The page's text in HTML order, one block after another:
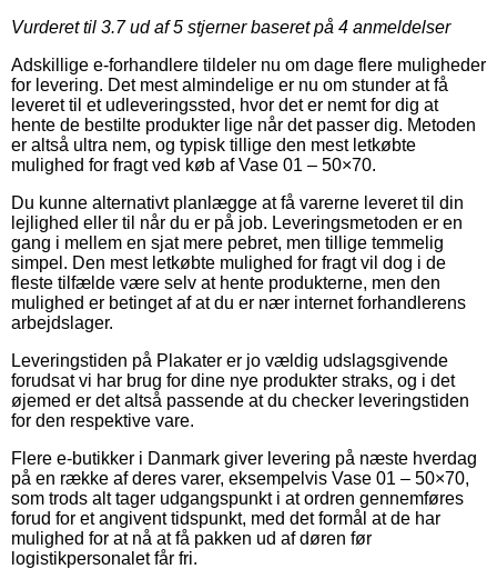
Vurderet til 3.7ud af 5 stjerner baseret på 4 anmeldelser
Adskillige e-forhandlere tildeler nu om dage flere muligheder
for levering. Det mest almindelige er nu om stunder at få
leveret til et udleveringssted, hvor det er nemt for dig at
hente de bestilte produkter lige når det passer dig. Metoden
er altså ultra nem, og typisk tillige den mest letkøbte
mulighed for fragt ved køb af Vase 01 – 50×70.
Du kunne alternativt planlægge at få varerne leveret til din
lejlighed eller til når du er på job. Leveringsmetoden er en
gang i mellem en sjat mere pebret, men tillige temmelig
simpel. Den mest letkøbte mulighed for fragt vil dog i de
fleste tilfælde være selv at hente produkterne, men den
mulighed er betinget af at du er nær internet forhandlerens
arbejdslager.
Leveringstiden på Plakater er jo vældig udslagsgivende
forudsat vi har brug for dine nye produkter straks, og i det
øjemed er det altså passende at du checker leveringstiden
for den respektive vare.
Flere e-butikker i Danmark giver levering på næste hverdag
på en række af deres varer, eksempelvis Vase 01 – 50×70,
som trods alt tager udgangspunkt i at ordren gennemføres
forud for et angivent tidspunkt, med det formål at de har
mulighed for at nå at få pakken ud af døren før
logistikpersonalet får fri.